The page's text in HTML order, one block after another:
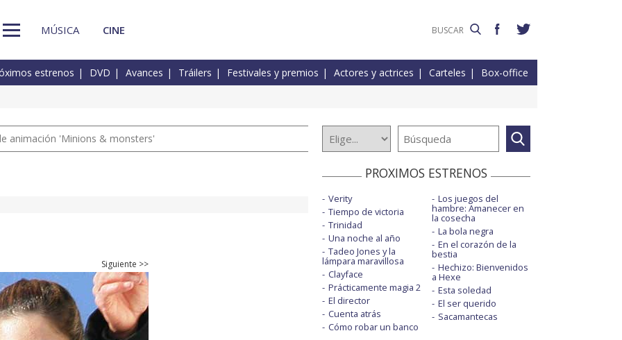
MÚSICA CINE
estrenos DVD Avances Tráilers Festivales y premios Actores y actrices Carteles Box-office
animación 'Minions & monsters'
Siguiente >>
PROXIMOS ESTRENOS
Verity
Tiempo de victoria
Trinidad
Una noche al año
Tadeo Jones y la
lámpara maravillosa
Clayface
Prácticamente magia 2
El director
Cuenta atrás
Cómo robar un banco
Los juegos del
hambre: Amanecer en
la cosecha
La bola negra
En el corazón de la
bestia
Hechizo: Bienvenidos
a Hexe
Esta soledad
El ser querido
Sacamantecas